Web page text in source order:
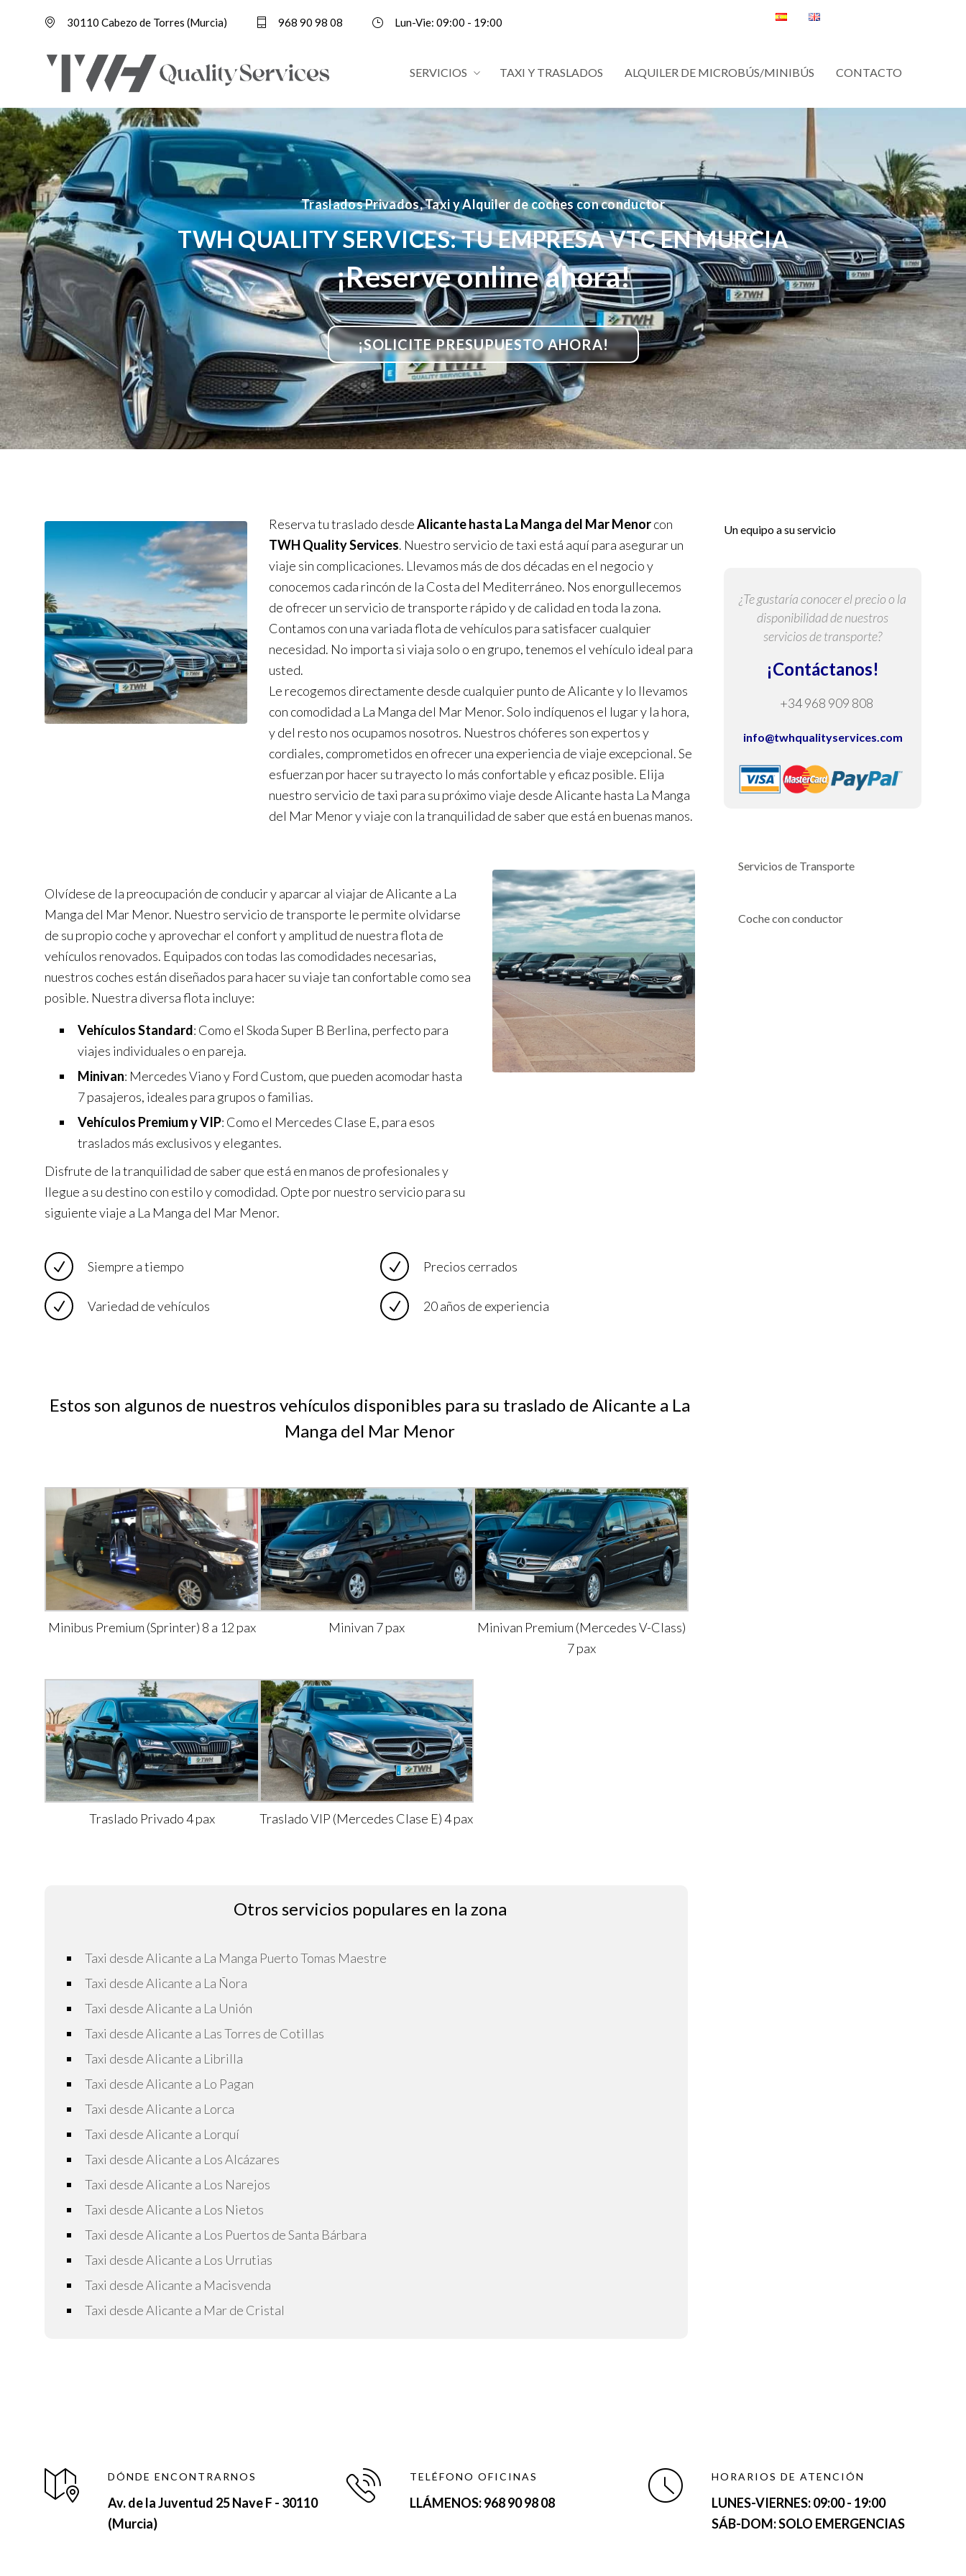
30110 Cabezo de Torres (Murcia) 968 90 98 08 Lun-Vie: 09:00 - 19:00
SERVICIOS TAXI Y TRASLADOS ALQUILER DE MICROBÚS/MINIBÚS CONTACTO
Traslados Privados, Taxi y Alquiler de coches con conductor
TWH QUALITY SERVICES: TU EMPRESA VTC EN MURCIA
¡Reserve online ahora!
¡SOLICITE PRESUPUESTO AHORA!
Reserva tu traslado desdeAlicante hasta La Manga del Mar Menorcon
TWH Quality Services. Nuestro servicio de taxi está aquí para asegurar un
viaje sin complicaciones. Llevamos más de dos décadas en el negocio y
conocemos cada rincón de la Costa del Mediterráneo. Nos enorgullecemos
de ofrecer un servicio de transporte rápido y de calidad en toda la zona.
Contamos con una variada flota de vehículos para satisfacer cualquier
necesidad. No importa si viaja solo o en grupo, tenemos el vehículo ideal para
usted.
Le recogemos directamente desde cualquier punto de Alicante y lo llevamos
con comodidad a La Manga del Mar Menor. Solo indíquenos el lugar y la hora,
y del resto nos ocupamos nosotros. Nuestros chóferes son expertos y
cordiales, comprometidos en ofrecer una experiencia de viaje excepcional. Se
esfuerzan por hacer su trayecto lo más confortable y eficaz posible. Elija
nuestro servicio de taxi para su próximo viaje desde Alicante hasta La Manga
del Mar Menor y viaje con la tranquilidad de saber que está en buenas manos.
Olvídese de la preocupación de conducir y aparcar al viajar de Alicante a La
Manga del Mar Menor. Nuestro servicio de transporte le permite olvidarse
de su propio coche y aprovechar el confort y amplitud de nuestra flota de
vehículos renovados. Equipados con todas las comodidades necesarias,
nuestros coches están diseñados para hacer su viaje tan confortable como sea
posible. Nuestra diversa flota incluye:
Vehículos Standard: Como el Skoda Super B Berlina, perfecto para
viajes individuales o en pareja.
Minivan: Mercedes Viano y Ford Custom, que pueden acomodar hasta
7 pasajeros, ideales para grupos o familias.
Vehículos Premium y VIP: Como el Mercedes Clase E, para esos
traslados más exclusivos y elegantes.
Disfrute de la tranquilidad de saber que está en manos de profesionales y
llegue a su destino con estilo y comodidad. Opte por nuestro servicio para su
siguiente viaje a La Manga del Mar Menor.
Siempre a tiempo
Variedad de vehículos
Precios cerrados
20 años de experiencia
Estos son algunos de nuestros vehículos disponibles para su traslado de Alicante a La
Manga del Mar Menor
Minibus Premium (Sprinter) 8 a 12 pax Minivan 7 pax
Minivan Premium (Mercedes V-Class)
7 pax
Traslado Privado 4 pax Traslado VIP (Mercedes Clase E) 4 pax
Otros servicios populares en la zona
Taxi desde Alicante a La Manga Puerto Tomas Maestre
Taxi desde Alicante a La Ñora
Taxi desde Alicante a La Unión
Taxi desde Alicante a Las Torres de Cotillas
Taxi desde Alicante a Librilla
Taxi desde Alicante a Lo Pagan
Taxi desde Alicante a Lorca
Taxi desde Alicante a Lorquí
Taxi desde Alicante a Los Alcázares
Taxi desde Alicante a Los Narejos
Taxi desde Alicante a Los Nietos
Taxi desde Alicante a Los Puertos de Santa Bárbara
Taxi desde Alicante a Los Urrutias
Taxi desde Alicante a Macisvenda
Taxi desde Alicante a Mar de Cristal
Un equipo a su servicio
¿Te gustaría conocer el precio o la
disponibilidad de nuestros
servicios de transporte?
¡Contáctanos!
+34 968 909 808
info@twhqualityservices.com
Servicios de Transporte
Coche con conductor
DÓNDE ENCONTRARNOS
Av. de la Juventud 25 Nave F - 30110
(Murcia)
TELÉFONO OFICINAS
LLÁMENOS: 968 90 98 08
HORARIOS DE ATENCIÓN
LUNES-VIERNES:09:00 - 19:00
SÁB-DOM: SOLO EMERGENCIAS